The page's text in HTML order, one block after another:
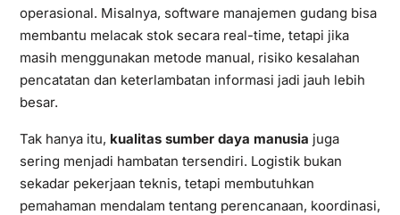
operasional. Misalnya, software manajemen gudang bisa
membantu melacak stok secara real-time, tetapi jika
masih menggunakan metode manual, risiko kesalahan
pencatatan dan keterlambatan informasi jadi jauh lebih
besar.
Tak hanya itu, kualitas sumber daya manusia juga
sering menjadi hambatan tersendiri. Logistik bukan
sekadar pekerjaan teknis, tetapi membutuhkan
pemahaman mendalam tentang perencanaan, koordinasi,